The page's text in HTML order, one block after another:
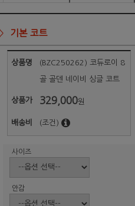
기본 코트
상품명 (BZC250262) 코듀로이 8
골 골덴 네이비 싱글 코트
상품가 329,000원
배송비 (조건)
사이즈
안감